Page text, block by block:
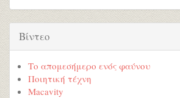
Βίντεο
Το απομεσήμερο ενός φαύνου
Ποιητική τέχνη
Macavity